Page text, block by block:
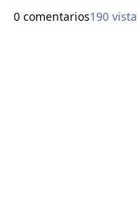
Omar Torrijos General
0 comentarios190